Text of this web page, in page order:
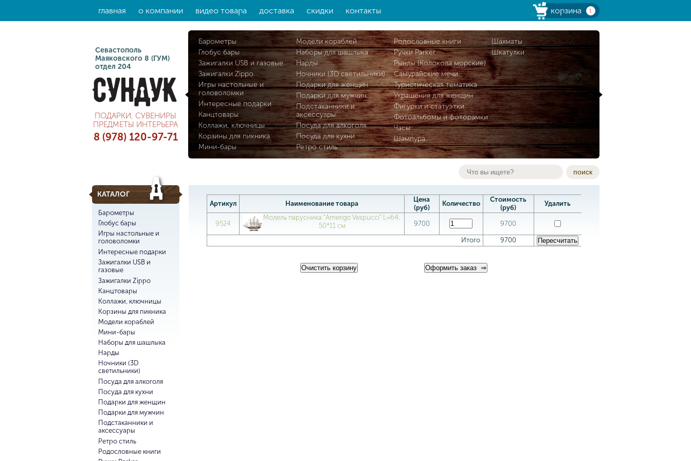
главная о компании видео товара доставка скидки контакты корзина 1
Севастополь
Маяковского 8 (ГУМ)
отдел 204
ПОДАРКИ, СУВЕНИРЫ
ПРЕДМЕТЫ ИНТЕРЬЕРА
8 (978) 120-97-71
Барометры
Глобус бары
Зажигалки USB и газовые
Зажигалки Zippo
Игры настольные и
головоломки
Интересные подарки
Канцтовары
Коллажи, ключницы
Корзины для пикника
Мини-бары
Модели кораблей
Наборы для шашлыка
Нарды
Ночники (3D светильники)
Подарки для женщин
Подарки для мужчин
Подстаканники и
аксессуары
Посуда для алкоголя
Посуда для кухни
Ретро стиль
Родословные книги
Ручки Parker
Рынды (Колокола морские)
Самурайские мечи
Туристическая тематика
Украшения для женщин
Фигурки и статуэтки
Фотоальбомы и фоторамки
Часы
Шампура
Шахматы
Шкатулки
поиск
КАТАЛОГ
Барометры
Глобус бары
Игры настольные и
головоломки
Интересные подарки
Зажигалки USB и
газовые
Зажигалки Zippo
Канцтовары
Коллажи, ключницы
Корзины для пикника
Модели кораблей
Мини-бары
Наборы для шашлыка
Нарды
Ночники (3D
светильники)
Посуда для алкоголя
Посуда для кухни
Подарки для женщин
Подарки для мужчин
Подстаканники и
аксессуары
Ретро стиль
Родословные книги
Артикул Наименование товара
Цена
(руб)
Количество
Стоимость
(руб)
Удалить
9524
Модель парусника "Amerigo Vespucci" L=64;
50*11 см
9700 9700
Итого 9700